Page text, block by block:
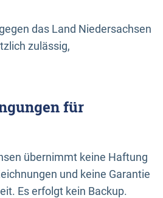
das Land Niedersachsen
zulässig,
für
übernimmt keine Haftung
und keine Garantie
Es erfolgt kein Backup.